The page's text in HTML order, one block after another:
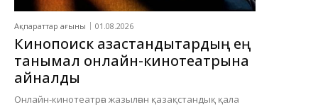
Ақпараттар ағыны 01.08.2026
Кинопоиск қазақстандықтардың ең
танымал онлайн-кинотеатрына
айналды
Онлайн-кинотеатрға жазылған қазақстандық қала